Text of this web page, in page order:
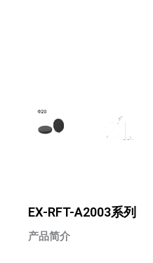
EX-RFT-A2003系列
产品简介